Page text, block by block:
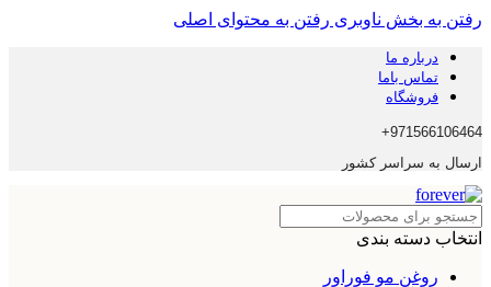
رفتن به بخش ناوبری رفتن به محتوای اصلی
درباره ما
تماس باما
فروشگاه
971566106464+
ارسال به سراسر کشور
انتخاب دسته بندی
روغن مو فوراور